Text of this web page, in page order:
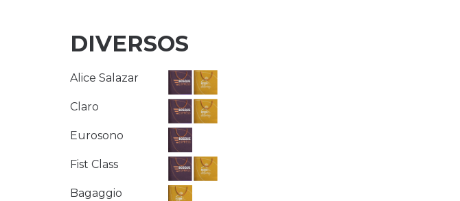
DIVERSOS
Alice Salazar
Claro
Eurosono
Fist Class
Bagaggio